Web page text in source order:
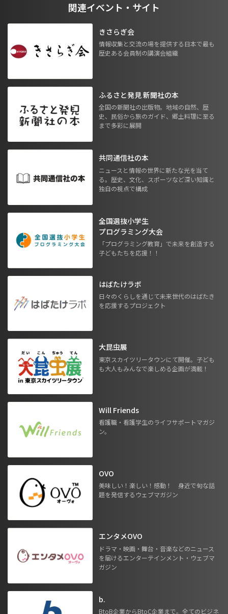
関連イベント・サイト
きさらぎ会
情報収集と交流の場を提供する日本で最も
歴史ある会員制の講演会組織
ふるさと発見 新聞社の本
全国の新聞社の出版物。地域の自然、歴
史、民俗から旅のガイド、郷土料理に至る
まで多彩に展開
共同通信社の本
ニュースと情報の世界に新たな光を当て
る。歴史、文化、スポーツなど深い知識と
独自の視点で構成
全国選抜小学生
プログラミング大会
「プログラミング教育」で未来を創造する
子どもたちを応援！！
はばたけラボ
日々のくらしを通じて未来世代のはばたき
を応援するプロジェクト
大昆虫展
東京スカイツリータウンにて開催。子ども
も大人もみんなで楽しめる企画が満載！
Will Friends
看護職・看護学生のライフサポートマガジ
ン。
OVO
美味しい！楽しい！感動！ 身近で旬な話
題を発信するウェブマガジン
エンタメOVO
ドラマ・映画・舞台・音楽などのニュース
を届けるエンターテインメント・ウェブマ
ガジン
b.
BtoB企業からBtoC企業まで。全てのビジネ